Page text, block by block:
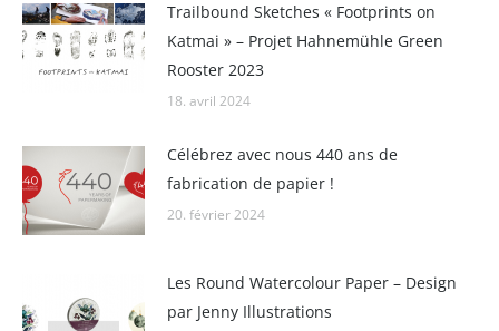
Trailbound Sketches « Footprints on
Katmai » – Projet Hahnemühle Green
Rooster 2023
18. avril 2024
Célébrez avec nous 440 ans de
fabrication de papier !
20. février 2024
Les Round Watercolour Paper – Design
par Jenny Illustrations